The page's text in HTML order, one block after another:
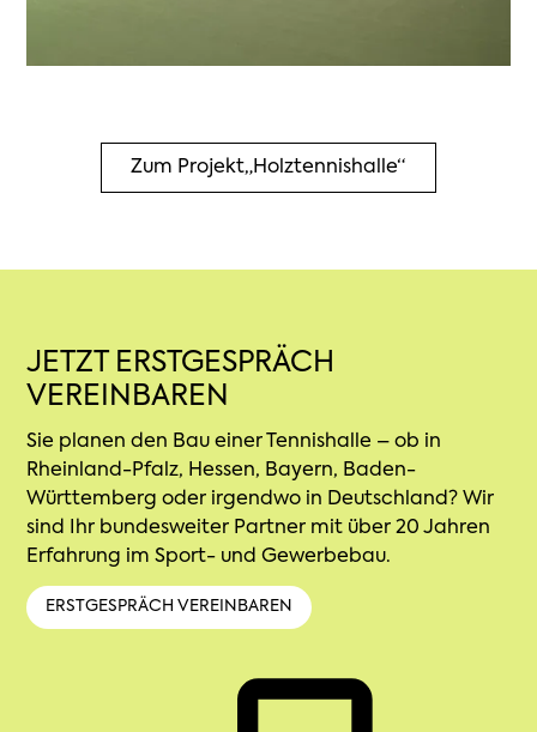
Zum Projekt„Holztennishalle“
JETZT ERSTGESPRÄCH
VEREINBAREN
Sie planen den Bau einer Tennishalle – ob in
Rheinland-Pfalz, Hessen, Bayern, Baden-
Württemberg oder irgendwo in Deutschland? Wir
sind Ihr bundesweiter Partner mit über 20 Jahren
Erfahrung im Sport- und Gewerbebau.
ERSTGESPRÄCH VEREINBAREN